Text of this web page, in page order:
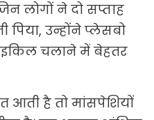
लोगों ने दो सप्ताह
पिया, उन्होंने प्लेसबो
चलाने में बेहतर
आती है तो मांसपेशियों